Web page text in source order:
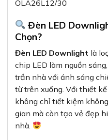
Đèn LED
Chọn?
Đèn LED Downlight là
chip LED làm nguồn
trần nhà với ánh sáng
từ trên xuống. Với thiết
không chỉ tiết kiệm không
gian mà còn tạo vẻ đẹp
nhà.